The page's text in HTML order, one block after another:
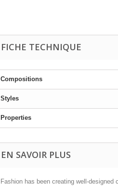
FICHE TECHNIQUE
Compositions
Styles
Properties
EN SAVOIR PLUS
Fashion has been creating well-